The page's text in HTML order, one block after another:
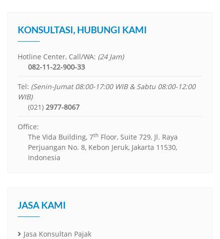
KONSULTASI, HUBUNGI KAMI
Hotline Center, Call/WA: (24 Jam)
082-11-22-900-33
Tel: (Senin-Jumat 08:00-17:00 WIB & Sabtu 08:00-12:00
WIB)
(021) 2977-8067
Office:
The Vida Building, 7th Floor, Suite 729, Jl. Raya
Perjuangan No. 8, Kebon Jeruk, Jakarta 11530,
Indonesia
JASA KAMI
Jasa Konsultan Pajak